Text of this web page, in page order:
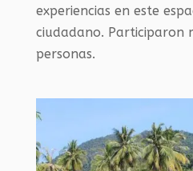
experiencias en este
ciudadano. Participaron
personas.